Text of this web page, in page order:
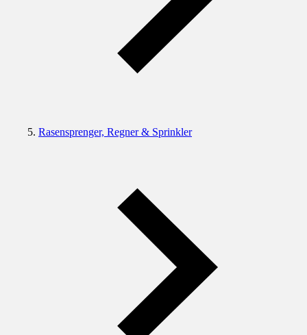
Rasensprenger, Regner & Sprinkler